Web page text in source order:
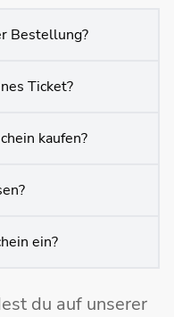
Bestellung?
Ticket?
kaufen?
ein?
du auf unserer